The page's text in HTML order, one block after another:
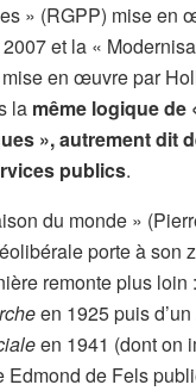
» (RGPP) mise en
et la «
en œuvre par
la même logique de
», autrement dit
publics.
du monde »
porte à son
remonte plus loin
en 1925 puis d’un
en 1941 (dont on
Edmond de Fels